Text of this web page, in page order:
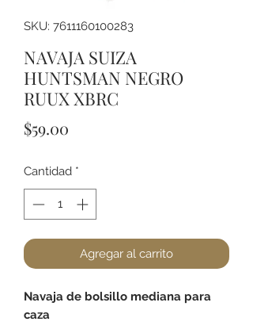
SKU: 7611160100283
NAVAJA SUIZA
HUNTSMAN NEGRO
RUUX XBRC
$59.00
Cantidad *
Agregar al carrito
Navaja de bolsillo mediana para
caza